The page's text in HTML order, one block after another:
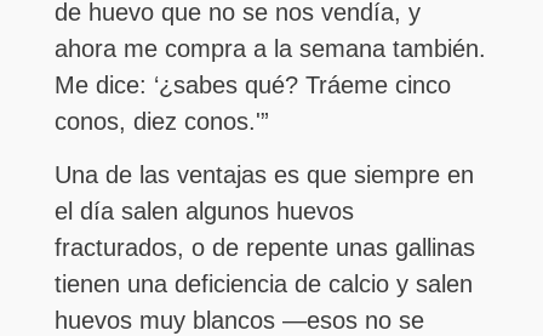
de huevo que no se nos vendía, y
ahora me compra a la semana también.
Me dice: ‘¿sabes qué? Tráeme cinco
conos, diez conos.'”
Una de las ventajas es que siempre en
el día salen algunos huevos
fracturados, o de repente unas gallinas
tienen una deficiencia de calcio y salen
huevos muy blancos —esos no se